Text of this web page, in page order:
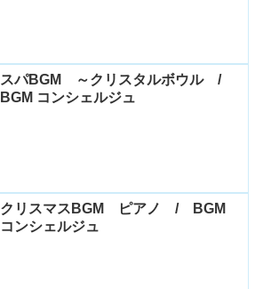
スパBGM ～クリスタルボウル /
BGM コンシェルジュ
クリスマスBGM ピアノ / BGM
コンシェルジュ